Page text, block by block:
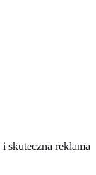
skuteczna reklama